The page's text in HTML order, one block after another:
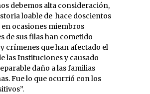
debemos alta consideración,
loable de hace doscientos
en ocasiones miembros
de sus filas han cometido
crímenes que han afectado el
las Instituciones y causado
daño a las familias
Fue lo que ocurrió con los